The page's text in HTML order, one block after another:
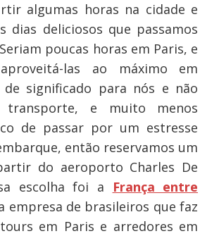
algumas horas na cidade e
dias deliciosos que passamos
poucas horas em Paris, e
las ao máximo em
de significado para nós e não
transporte, e muito menos
de passar por um estresse
então reservamos um
do aeroporto Charles De
escolha foi a
França entre
empresa de brasileiros que faz
em Paris e arredores em